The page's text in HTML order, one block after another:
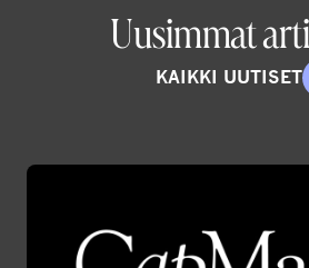
Uusimmat
KAIKKI UUTISET